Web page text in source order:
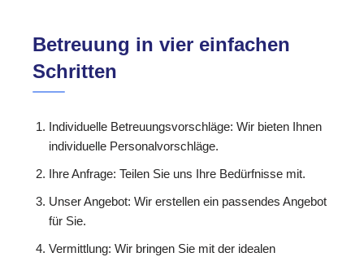
Betreuung in vier einfachen
Schritten
Individuelle Betreuungsvorschläge: Wir bieten Ihnen
individuelle Personalvorschläge.
Ihre Anfrage: Teilen Sie uns Ihre Bedürfnisse mit.
Unser Angebot: Wir erstellen ein passendes Angebot
für Sie.
Vermittlung: Wir bringen Sie mit der idealen